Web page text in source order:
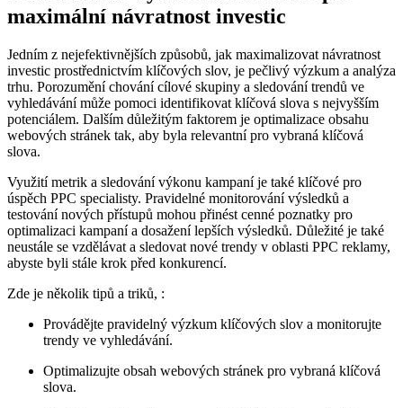
maximální návratnost investic
Jedním z nejefektivnějších způsobů, jak maximalizovat návratnost
investic prostřednictvím klíčových slov, je pečlivý výzkum a analýza
trhu. Porozumění chování cílové skupiny a sledování trendů ve
vyhledávání může pomoci identifikovat klíčová slova s nejvyšším
potenciálem. Dalším důležitým faktorem je optimalizace obsahu
webových stránek tak, aby byla relevantní pro vybraná klíčová
slova.
Využití metrik a sledování výkonu kampaní je také klíčové pro
úspěch PPC specialisty. Pravidelné monitorování výsledků a
testování nových přístupů mohou přinést cenné poznatky pro
optimalizaci kampaní a dosažení lepších výsledků. Důležité je také
neustále se vzdělávat a sledovat nové trendy v oblasti PPC reklamy,
abyste byli stále krok před konkurencí.
Zde je několik tipů a triků, :
Provádějte pravidelný výzkum klíčových slov a monitorujte
trendy ve vyhledávání.
Optimalizujte obsah webových stránek pro vybraná klíčová
slova.